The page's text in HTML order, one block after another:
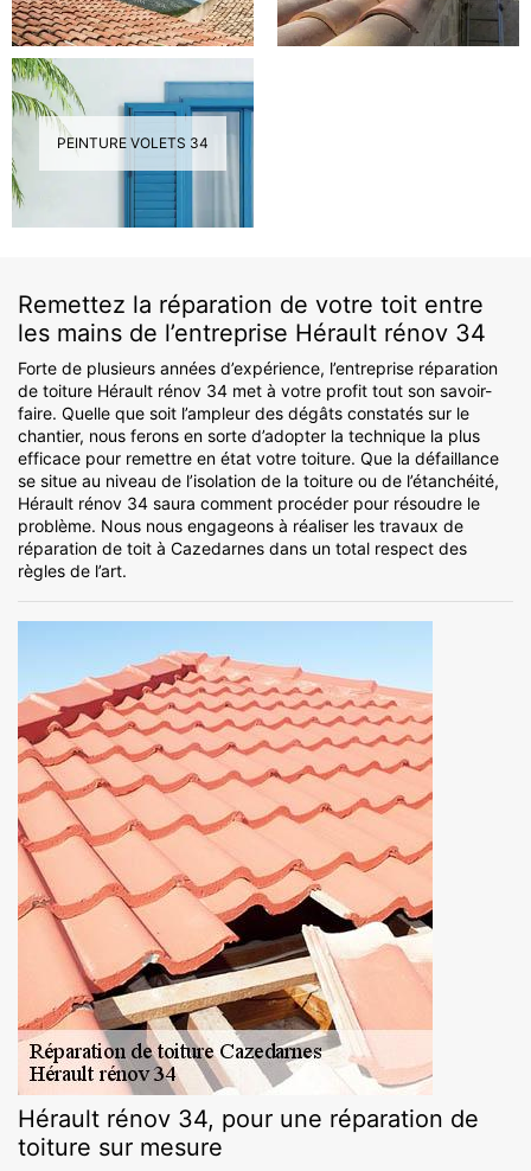
PEINTURE VOLETS 34
Remettez la réparation de votre toit entre
les mains de l’entreprise Hérault rénov 34
Forte de plusieurs années d’expérience, l’entreprise réparation
de toiture Hérault rénov 34 met à votre profit tout son savoir-
faire. Quelle que soit l’ampleur des dégâts constatés sur le
chantier, nous ferons en sorte d’adopter la technique la plus
efficace pour remettre en état votre toiture. Que la défaillance
se situe au niveau de l’isolation de la toiture ou de l’étanchéité,
Hérault rénov 34 saura comment procéder pour résoudre le
problème. Nous nous engageons à réaliser les travaux de
réparation de toit à Cazedarnes dans un total respect des
règles de l’art.
Hérault rénov 34, pour une réparation de
toiture sur mesure